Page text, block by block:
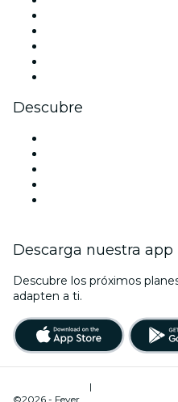
Descubre
Descarga nuestra app
Descubre los próximos
adapten a ti.
|
©2026 - Fever